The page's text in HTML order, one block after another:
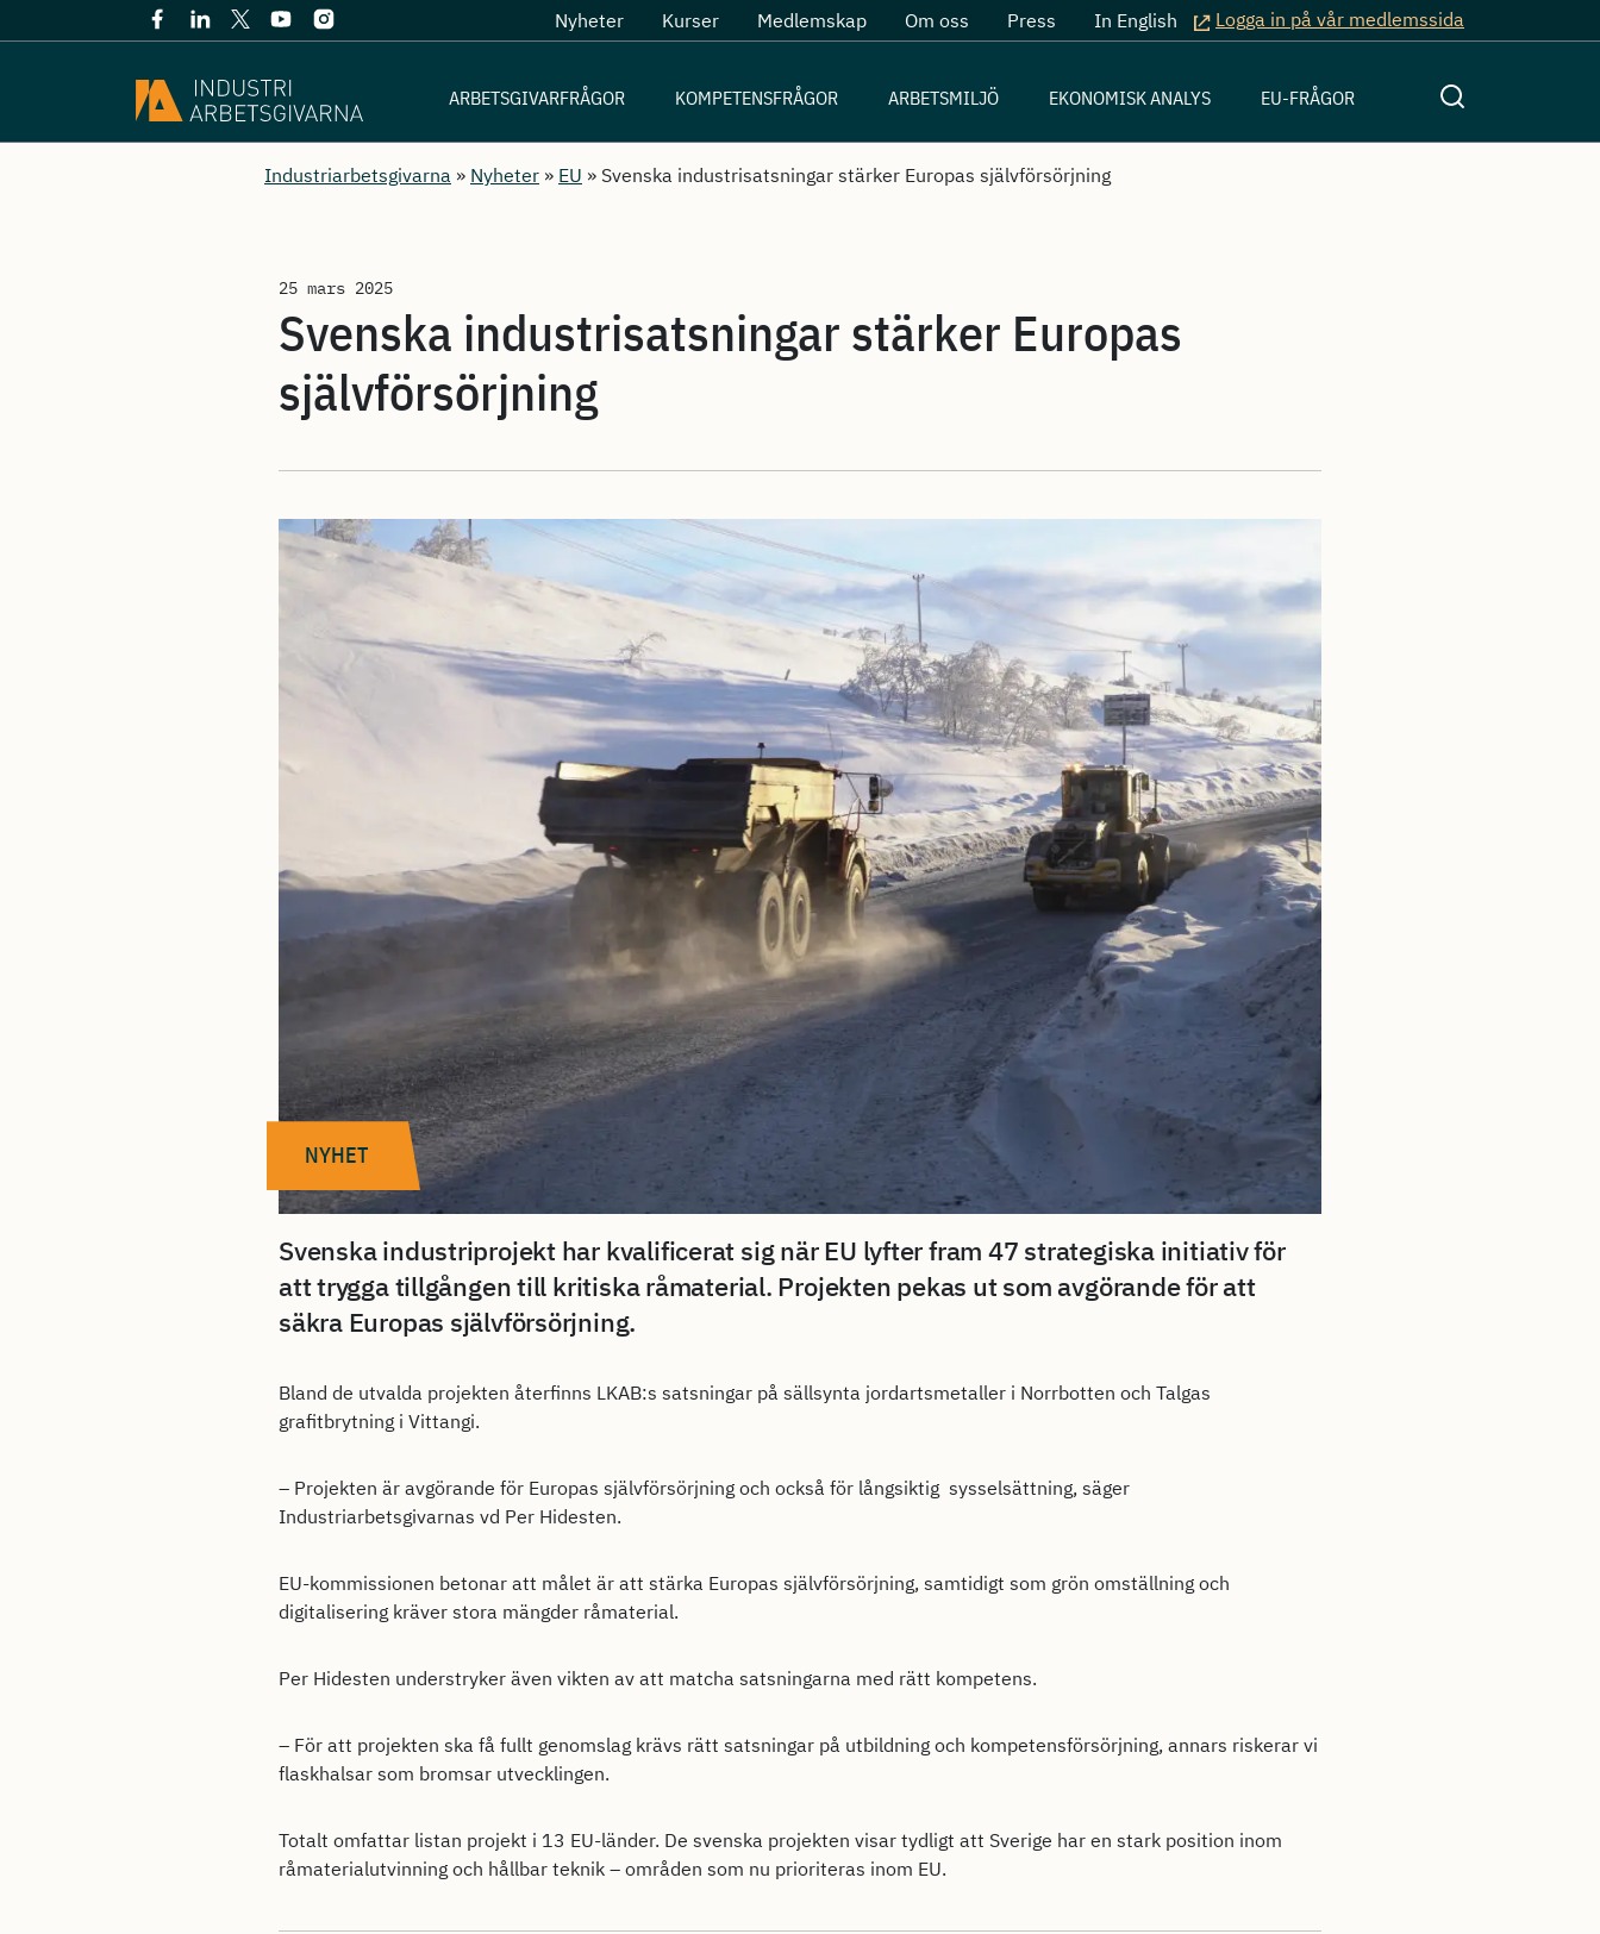
Nyheter Kurser Medlemskap Om oss Press In English Logga in på vår medlemssida
ARBETSGIVARFRÅGOR KOMPETENSFRÅGOR ARBETSMILJÖ EKONOMISK ANALYS EU-FRÅGOR
Industriarbetsgivarna » Nyheter » EU » Svenska industrisatsningar stärker Europas självförsörjning
25 mars 2025
Svenska industrisatsningar stärker Europas
självförsörjning
NYHET
Svenska industriprojekt har kvalificerat sig när EU lyfter fram 47 strategiska initiativ för
att trygga tillgången till kritiska råmaterial. Projekten pekas ut som avgörande för att
säkra Europas självförsörjning.
Bland de utvalda projekten återfinns LKAB:s satsningar på sällsynta jordartsmetaller i Norrbotten och Talgas
grafitbrytning i Vittangi.
– Projekten är avgörande för Europas självförsörjning och också för långsiktig sysselsättning, säger
Industriarbetsgivarnas vd Per Hidesten.
EU-kommissionen betonar att målet är att stärka Europas självförsörjning, samtidigt som grön omställning och
digitalisering kräver stora mängder råmaterial.
Per Hidesten understryker även vikten av att matcha satsningarna med rätt kompetens.
– För att projekten ska få fullt genomslag krävs rätt satsningar på utbildning och kompetensförsörjning, annars riskerar vi
flaskhalsar som bromsar utvecklingen.
Totalt omfattar listan projekt i 13 EU-länder. De svenska projekten visar tydligt att Sverige har en stark position inom
råmaterialutvinning och hållbar teknik – områden som nu prioriteras inom EU.